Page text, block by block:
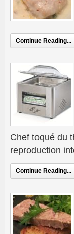
Continue Reading...
Chef toqué du
reproduction
Continue Reading...